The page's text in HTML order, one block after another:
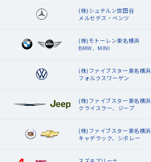
(株)シュテルン世田谷
メルセデス・ベンツ
(株)モトーレン東名横浜
BMW、MINI
(株)ファイブスター東名横浜
フォルクスワーゲン
(株)ファイブスター東名横浜
クライスラー、ジープ
(株)ファイブスター東名横浜
キャデラック、シボレー